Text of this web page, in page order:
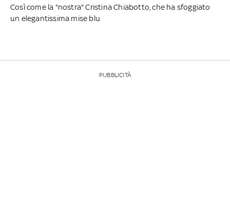
Così come la "nostra" Cristina Chiabotto, che ha sfoggiato
un elegantissima mise blu
PUBBLICITÀ